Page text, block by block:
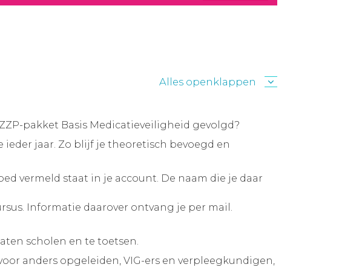
Alles openklappen
pakket Basis Medicatieveiligheid gevolgd?
jaar. Zo blijf je theoretisch bevoegd en
vermeld staat in je account. De naam die je daar
Informatie daarover ontvang je per mail.
scholen en te toetsen.
anders opgeleiden, VIG-ers en verpleegkundigen,